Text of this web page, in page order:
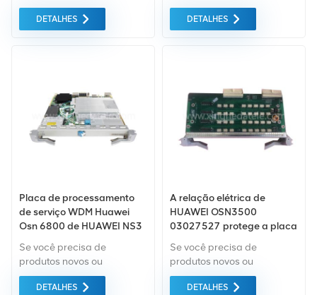
renovados, leva em
consideração garantia
apenas equipamentos de
fornecido ao melhor preço
possível.
DETALHES
renovados, leva em
consideração garantia
apenas equipamentos de
fornecido ao melhor preço
possível.
DETALHES
Placa de processamento
de serviço WDM Huawei
Osn 6800 de HUAWEI NS3
Se você precisa de
produtos novos ou
renovados, leva em
consideração garantia
DETALHES
A relação elétrica de
HUAWEI OSN3500
03027527 protege a placa
Se você precisa de
produtos novos ou
renovados, a garantia
abrangente é padrão.
DETALHES